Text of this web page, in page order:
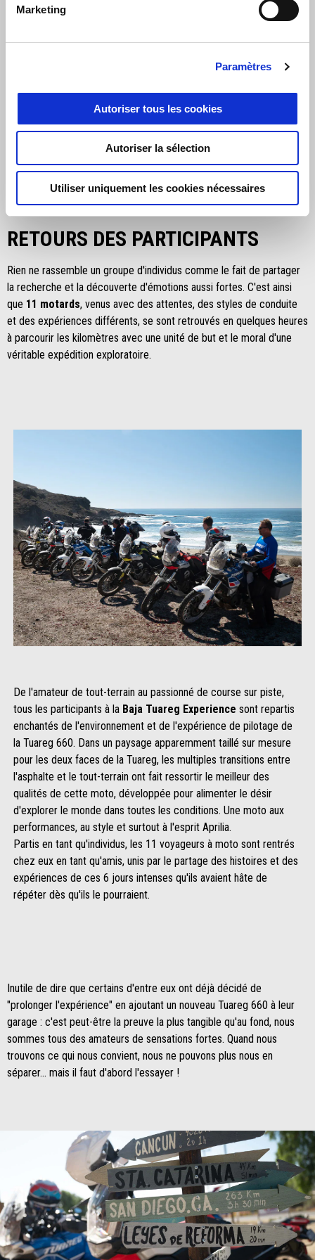
Marketing
Paramètres
Autoriser tous les cookies
Autoriser la sélection
Utiliser uniquement les cookies nécessaires
Le Baja Tuareg Experience restera dans toutes les mémoires
des sentiers battus, de cette extraordinaire étendue de terre entre
le golfe de Californie et l'océan Pacifique !
RETOURS DES PARTICIPANTS
Rien ne rassemble un groupe d'individus comme le fait de partager
la recherche et la découverte d'émotions aussi fortes. C'est ainsi
que 11 motards, venus avec des attentes, des styles de conduite
et des expériences différents, se sont retrouvés en quelques heures
à parcourir les kilomètres avec une unité de but et le moral d'une
véritable expédition exploratoire.
De l'amateur de tout-terrain au passionné de course sur piste,
tous les participants à la Baja Tuareg Experience sont repartis
enchantés de l'environnement et de l'expérience de pilotage de
la Tuareg 660. Dans un paysage apparemment taillé sur mesure
pour les deux faces de la Tuareg, les multiples transitions entre
l'asphalte et le tout-terrain ont fait ressortir le meilleur des
qualités de cette moto, développée pour alimenter le désir
d'explorer le monde dans toutes les conditions. Une moto aux
performances, au style et surtout à l'esprit Aprilia.
Partis en tant qu'individus, les 11 voyageurs à moto sont rentrés
chez eux en tant qu'amis, unis par le partage des histoires et des
expériences de ces 6 jours intenses qu'ils avaient hâte de
répéter dès qu'ils le pourraient.
Inutile de dire que certains d'entre eux ont déjà décidé de
"prolonger l'expérience" en ajoutant un nouveau Tuareg 660 à leur
garage : c'est peut-être la preuve la plus tangible qu'au fond, nous
sommes tous des amateurs de sensations fortes. Quand nous
trouvons ce qui nous convient, nous ne pouvons plus nous en
séparer... mais il faut d'abord l'essayer !